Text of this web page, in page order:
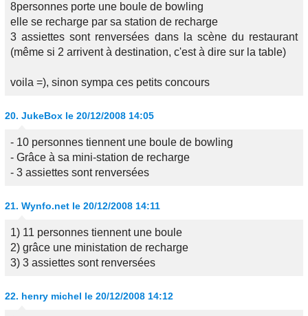
8personnes porte une boule de bowling
elle se recharge par sa station de recharge
3 assiettes sont renversées dans la scène du restaurant
(même si 2 arrivent à destination, c'est à dire sur la table)
voila =), sinon sympa ces petits concours
20. JukeBox le 20/12/2008 14:05
- 10 personnes tiennent une boule de bowling
- Grâce à sa mini-station de recharge
- 3 assiettes sont renversées
21. Wynfo.net le 20/12/2008 14:11
1) 11 personnes tiennent une boule
2) grâce une ministation de recharge
3) 3 assiettes sont renversées
22. henry michel le 20/12/2008 14:12